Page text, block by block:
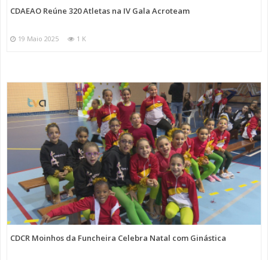
CDAEAO Reúne 320 Atletas na IV Gala Acroteam
19 Maio 2025 1 K
CDCR Moinhos da Funcheira Celebra Natal com Ginástica